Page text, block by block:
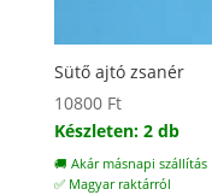
Sütő ajtó zsanér
10800 Ft
Készleten: 2 db
🚚 Akár másnapi szállítás
✅ Magyar raktárról